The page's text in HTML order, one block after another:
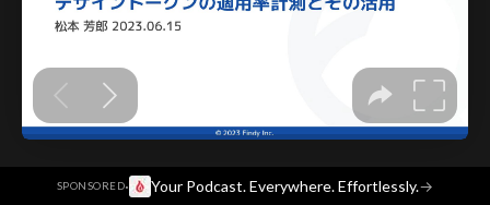
SPONSORED· Your Podcast. Everywhere. Effortlessly.→